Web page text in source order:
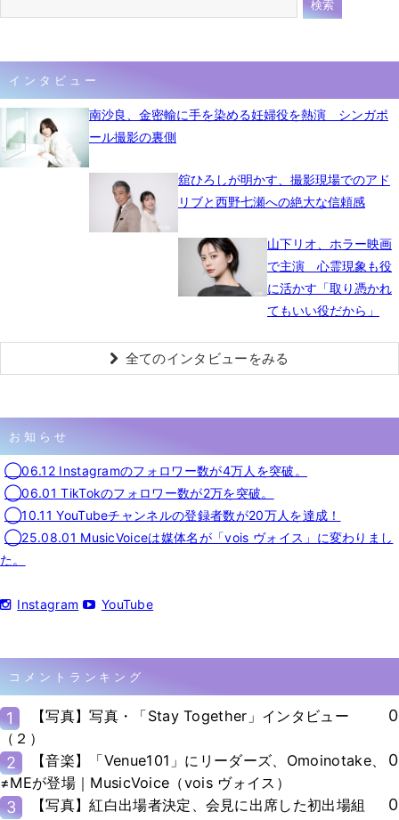
インタビュー
南沙良、金密輸に手を染める妊婦役を熱演 シンガポ
ール撮影の裏側
舘ひろしが明かす、撮影現場でのアド
リブと西野七瀬への絶大な信頼感
山下リオ、ホラー映画
で主演 心霊現象も役
に活かす「取り憑かれ
てもいい役だから」
全てのインタビューをみる
お知らせ
◯06.12 Instagramのフォロワー数が4万人を突破。
◯06.01 TikTokのフォロワー数が2万を突破。
◯10.11 YouTubeチャンネルの登録者数が20万人を達成！
◯25.08.01 MusicVoiceは媒体名が「vois ヴォイス」に変わりまし
た。
Instagram YouTube
コメントランキング
1
【写真】写真・「Stay Together」インタビュー
（２）
0
2
【音楽】「Venue101」にリーダーズ、Omoinotake、
≠MEが登場｜MusicVoice（vois ヴォイス）
0
3
【写真】紅白出場者決定、会見に出席した初出場組
0